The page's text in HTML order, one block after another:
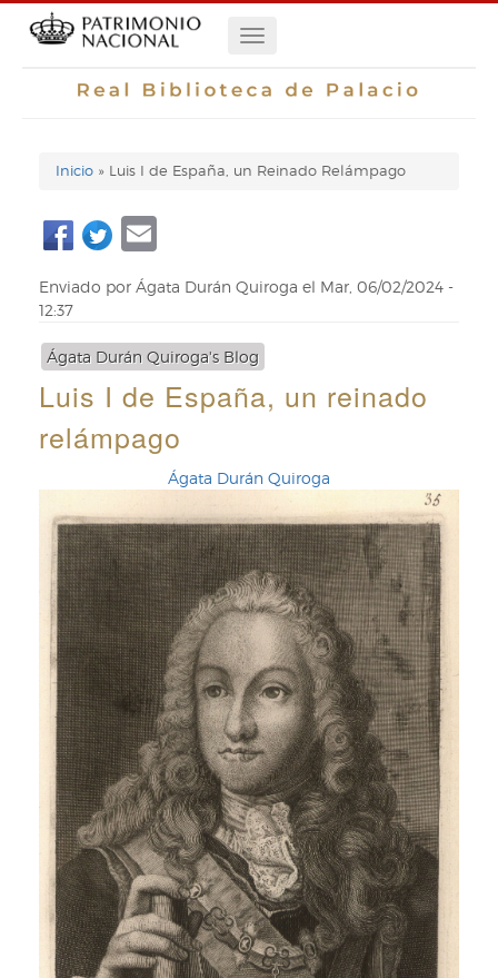
Navegación
principal
Enlaces
de
ayuda
de
navegación
Inicio Luis I de España, un Reinado Relámpago
Enviado por Ágata Durán Quiroga el Mar, 06/02/2024 -
12:37
Ágata Durán Quiroga's Blog
Luis I de España, un reinado
relámpago
Ágata Durán Quiroga